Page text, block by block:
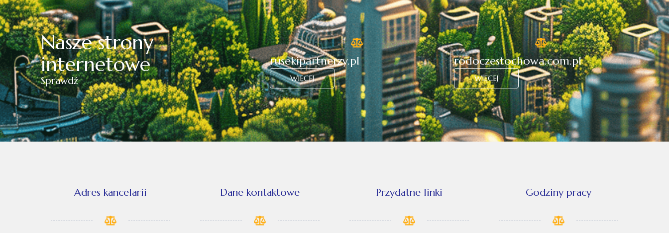
Nasze strony
internetowe
Sprawdź
rusekipartnerzy.pl
WIĘCEJ
rodoczestochowa.com.pl
WIĘCEJ
Adres kancelarii Dane kontaktowe Przydatne linki Godziny pracy